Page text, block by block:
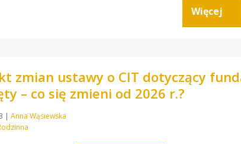
Więcej
zmian ustawy o CIT dotyczący
– co się zmieni od 2026 r.?
| Anna Wąsiewska